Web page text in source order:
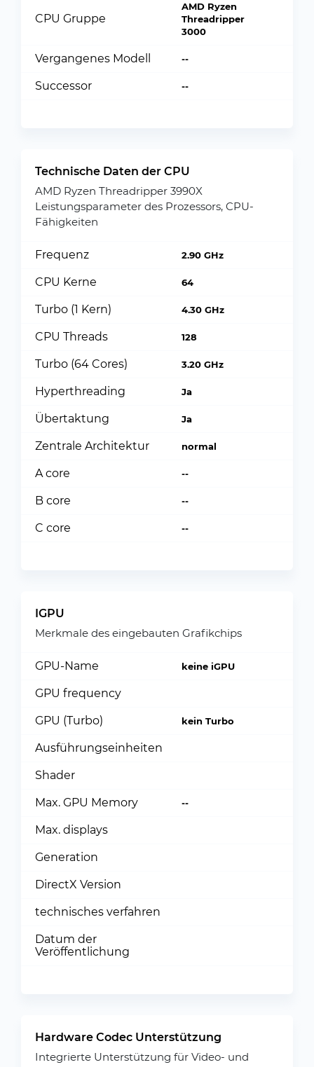
CPU Gruppe
AMD Ryzen
Threadripper
3000
Vergangenes Modell --
Successor --
Technische Daten der CPU
AMD Ryzen Threadripper 3990X
Leistungsparameter des Prozessors, CPU-
Fähigkeiten
Frequenz 2.90 GHz
CPU Kerne 64
Turbo (1 Kern) 4.30 GHz
CPU Threads 128
Turbo (64 Cores) 3.20 GHz
Hyperthreading Ja
Übertaktung Ja
Zentrale Architektur normal
A core --
B core --
C core --
IGPU
Merkmale des eingebauten Grafikchips
GPU-Name keine iGPU
GPU frequency
GPU (Turbo) kein Turbo
Ausführungseinheiten
Shader
Max. GPU Memory --
Max. displays
Generation
DirectX Version
technisches verfahren
Datum der
Veröffentlichung
Hardware Codec Unterstützung
Integrierte Unterstützung für Video- und